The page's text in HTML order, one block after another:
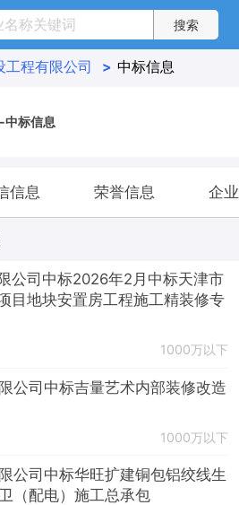
工程有限公司 > 中标信息
中标信息
信息 荣誉信息 企
公司中标2026年2月中标天津市
目地块安置房工程施工精装修专
1000万以下
公司中标吉量艺术内部装修改造
1000万以下
公司中标华旺扩建铜包铝绞线生
（配电）施工总承包